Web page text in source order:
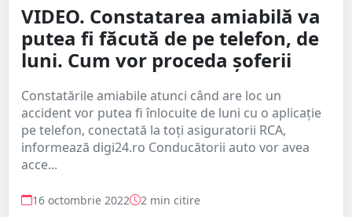
VIDEO. Constatarea amiabilă va
putea fi făcută de pe telefon, de
luni. Cum vor proceda șoferii
Constatările amiabile atunci când are loc un
accident vor putea fi înlocuite de luni cu o aplicație
pe telefon, conectată la toți asiguratorii RCA,
informează digi24.ro Conducătorii auto vor avea
acce...
16 octombrie 2022 2 min citire